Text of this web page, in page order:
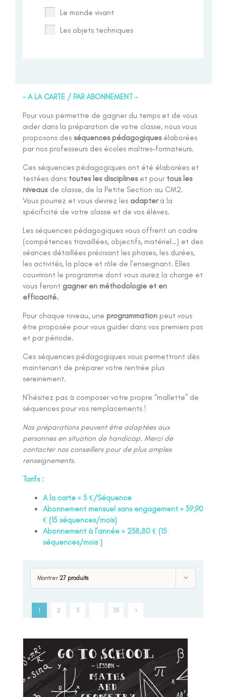
– A LA CARTE / PAR ABONNEMENT –
Pour vous permettre de gagner du temps et de vous
aider dans la préparation de votre classe, nous vous
proposons des séquences pédagogiquesélaborées
par nos professeurs des écoles maîtres-formateurs.
Ces séquences pédagogiques ont été élaborées et
testées dans toutes les disciplineset pourtous les
niveaux de classe, de la Petite Section au CM2.
Vous pourrez et vous devrez les adapterà la
spécificité de votre classe et de vos élèves.
Les séquences pédagogiques vous offrent un cadre
(compétences travaillées, objectifs, matériel…) et des
séances détaillées précisant les phases, les durées,
les activités, la place et rôle de l’enseignant. Elles
couvriront le programme dont vous aurez la charge et
vous feront gagner en méthodologie et en
efficacité.
Pour chaque niveau, une programmation peut vous
être proposée pour vous guider dans vos premiers pas
et par période.
Ces séquences pédagogiques vous permettront dès
maintenant de préparer votre rentrée plus
sereinement.
N’hésitez pas à composer votre propre “mallette” de
séquences pour vos remplacements !
Nos préparations peuvent être adaptées aux
personnes en situation de handicap. Merci de
contacter nos conseillers pour de plus amples
renseignements.
Tarifs :
A la carte = 5 €/Séquence
Abonnement mensuel sans engagement = 39,90
€ (15 séquences/mois)
Abonnement à l’année = 238,80 € (15
séquences/mois )
Montrer 27 produits
1 2 3 35
Le monde vivant
Les objets techniques